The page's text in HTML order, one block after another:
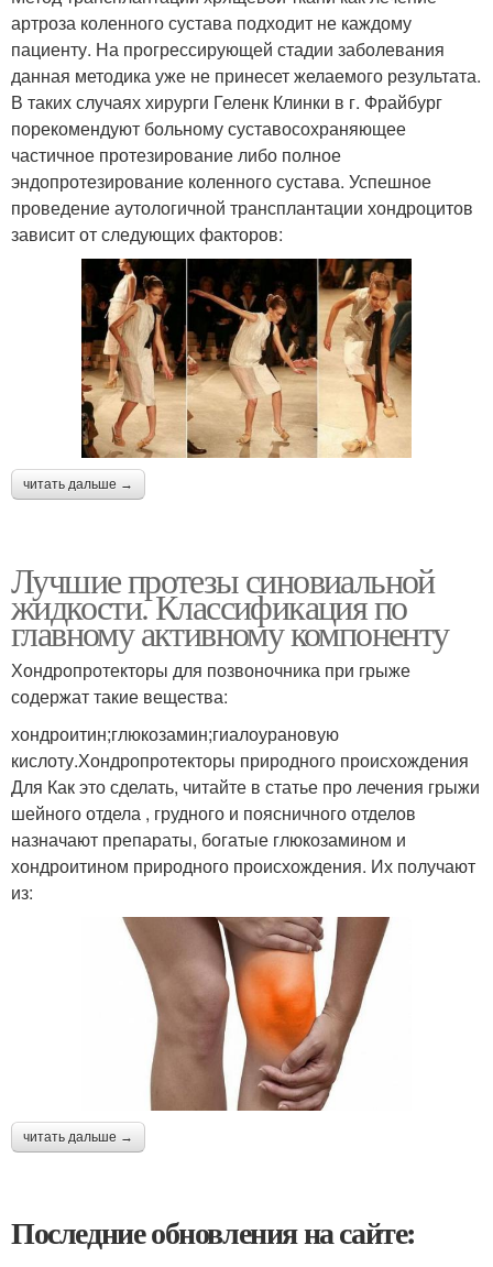
артроза коленного сустава подходит не каждому
пациенту. На прогрессирующей стадии заболевания
данная методика уже не принесет желаемого результата.
В таких случаях хирурги Геленк Клинки в г. Фрайбург
порекомендуют больному суставосохраняющее
частичное протезирование либо полное
эндопротезирование коленного сустава. Успешное
проведение аутологичной трансплантации хондроцитов
зависит от следующих факторов:
читать дальше →
Лучшие протезы синовиальной
жидкости. Классификация по
главному активному компоненту
Хондропротекторы для позвоночника при грыже
содержат такие вещества:
хондроитин;глюкозамин;гиалоурановую
кислоту.Хондропротекторы природного происхождения
Для Как это сделать, читайте в статье про лечения грыжи
шейного отдела , грудного и поясничного отделов
назначают препараты, богатые глюкозамином и
хондроитином природного происхождения. Их получают
из:
читать дальше →
Последние обновления на сайте: